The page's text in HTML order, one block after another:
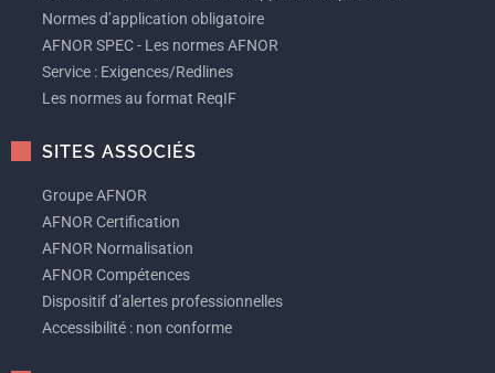
Normes d’application obligatoire
AFNOR SPEC - Les normes AFNOR
Service : Exigences/Redlines
Les normes au format ReqIF
SITES ASSOCIÉS
Groupe AFNOR
AFNOR Certification
AFNOR Normalisation
AFNOR Compétences
Dispositif d’alertes professionnelles
Accessibilité : non conforme